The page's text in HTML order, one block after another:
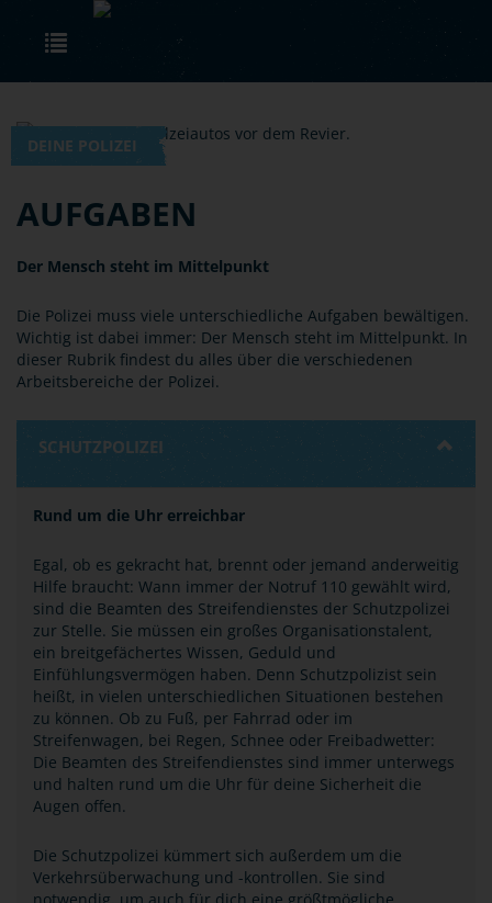
Skip to main content
DEINE POLIZEI
AUFGABEN
Der Mensch steht im Mittelpunkt
Die Polizei muss viele unterschiedliche Aufgaben bewältigen.
Wichtig ist dabei immer: Der Mensch steht im Mittelpunkt. In
dieser Rubrik findest du alles über die verschiedenen
Arbeitsbereiche der Polizei.
SCHUTZPOLIZEI
Rund um die Uhr erreichbar
Egal, ob es gekracht hat, brennt oder jemand anderweitig
Hilfe braucht: Wann immer der Notruf 110 gewählt wird,
sind die Beamten des Streifendienstes der Schutzpolizei
zur Stelle. Sie müssen ein großes Organisationstalent,
ein breitgefächertes Wissen, Geduld und
Einfühlungsvermögen haben. Denn Schutzpolizist sein
heißt, in vielen unterschiedlichen Situationen bestehen
zu können. Ob zu Fuß, per Fahrrad oder im
Streifenwagen, bei Regen, Schnee oder Freibadwetter:
Die Beamten des Streifendienstes sind immer unterwegs
und halten rund um die Uhr für deine Sicherheit die
Augen offen.
Die Schutzpolizei kümmert sich außerdem um die
Verkehrsüberwachung und -kontrollen. Sie sind